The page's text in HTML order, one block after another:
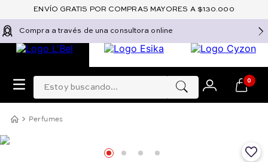
Compra a través de una consultora online
Estoy buscando... 0
ENVÍO GRATIS POR COMPRAS MAYORES A $130.000
Perfumes